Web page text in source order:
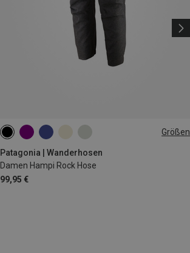
Größen
Patagonia | Wanderhosen
Damen Hampi Rock Hose
99,95 €
XS S S